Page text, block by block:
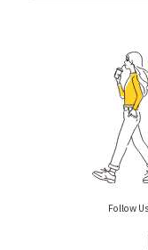
Follow Us